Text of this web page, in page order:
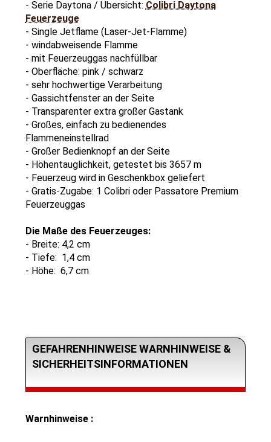
- Serie Daytona / Übersicht: Colibri Daytona
Feuerzeuge
- Single Jetflame (Laser-Jet-Flamme)
- windabweisende Flamme
- mit Feuerzeuggas nachfüllbar
- Oberfläche: pink / schwarz
- sehr hochwertige Verarbeitung
- Gassichtfenster an der Seite
- Transparenter extra großer Gastank
- Großes, einfach zu bedienendes
Flammeneinstellrad
- Großer Bedienknopf an der Seite
- Höhentauglichkeit, getestet bis 3657 m
- Feuerzeug wird in Geschenkbox geliefert
- Gratis-Zugabe: 1 Colibri oder Passatore Premium
Feuerzeuggas
Die Maße des Feuerzeuges:
- Breite: 4,2 cm
- Tiefe: 1,4 cm
- Höhe: 6,7 cm
GEFAHRENHINWEISE WARNHINWEISE &
SICHERHEITSINFORMATIONEN
Warnhinweise :